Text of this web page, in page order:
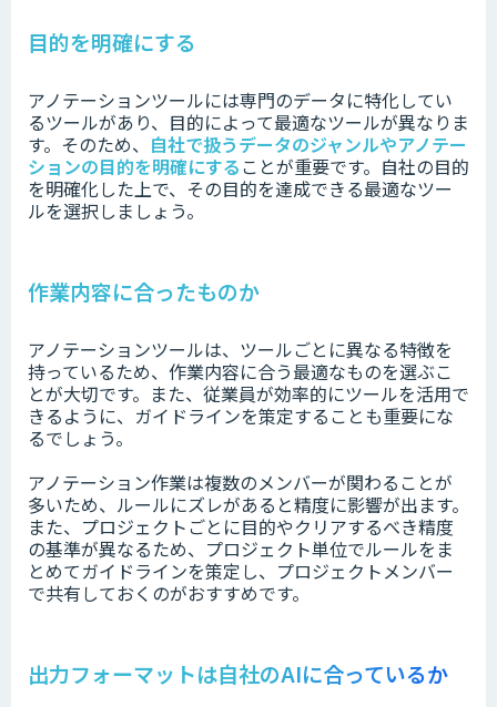
目的を明確にする
アノテーションツールには専門のデータに特化してい
るツールがあり、目的によって最適なツールが異なりま
す。そのため、 自社で扱うデータのジャンルやアノテー
ションの目的を明確にする ことが重要です。自社の目的
を明確化した上で、その目的を達成できる最適なツー
ルを選択しましょう。
作業内容に合ったものか
アノテーションツールは、ツールごとに異なる特徴を
持っているため、作業内容に合う最適なものを選ぶこ
とが大切です。また、従業員が効率的にツールを活用で
きるように、ガイドラインを策定することも重要にな
るでしょう。
アノテーション作業は複数のメンバーが関わることが
多いため、ルールにズレがあると精度に影響が出ます。
また、プロジェクトごとに目的やクリアするべき精度
の基準が異なるため、プロジェクト単位でルールをま
とめてガイドラインを策定し、プロジェクトメンバー
で共有しておくのがおすすめです。
出力フォーマットは自社のAIに合っているか